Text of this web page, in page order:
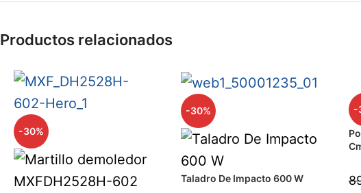
Productos relacionados
-30%
-30%
Taladro De Impacto 600 W
-